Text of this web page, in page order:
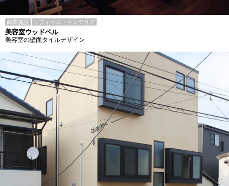
商業施設 リフォーム・インテリア
美容室ウッドベル
美容室の壁面タイルデザイン